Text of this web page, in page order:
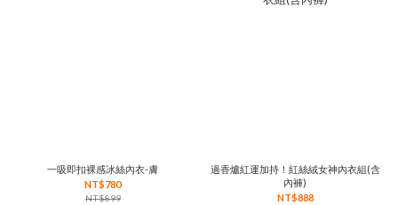
一吸即扣裸感冰絲內衣-膚
NT$780
NT$899
過香爐紅運加持！紅絲絨女神內衣組(含
內褲)
NT$888